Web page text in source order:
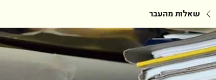
שאלות מהעבר